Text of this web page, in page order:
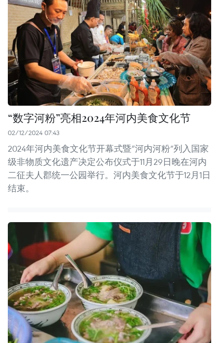
“数字河粉”亮相2024年河内美食文化节
02/12/2024 07:43
2024年河内美食文化节开幕式暨“河内河粉”列入国家
级非物质文化遗产决定公布仪式于11月29日晚在河内
二征夫人郡统一公园举行。河内美食文化节于12月1日
结束。